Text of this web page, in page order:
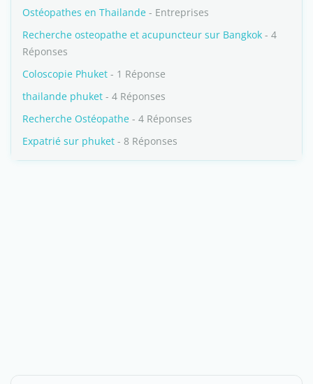
Ostéopathes en Thailande - Entreprises
Recherche osteopathe et acupuncteur sur Bangkok - 4
Réponses
Coloscopie Phuket - 1 Réponse
thailande phuket - 4 Réponses
Recherche Ostéopathe - 4 Réponses
Expatrié sur phuket - 8 Réponses